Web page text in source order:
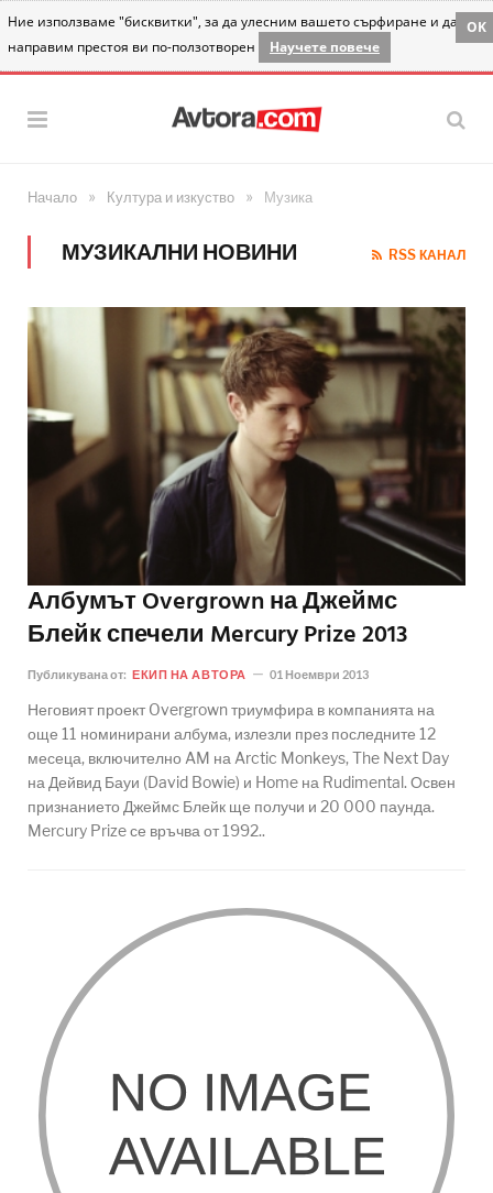
Ние използваме "бисквитки", за да улесним вашето сърфиране и да
направим престоя ви по-ползотворен
Научете повече
OK
Начало » Култура и изкуство » Музика
МУЗИКАЛНИ НОВИНИ RSS КАНАЛ
Албумът Overgrown на Джеймс
Блейк спечели Mercury Prize 2013
Публикувана от: ЕКИП НА АВТОРА 01 Ноември 2013
Неговият проект Overgrown триумфира в компанията на
още 11 номинирани албума, излезли през последните 12
месеца, включително AM на Arctic Monkeys, The Next Day
на Дейвид Бауи (David Bowie) и Home на Rudimental. Освен
признанието Джеймс Блейк ще получи и 20 000 паунда.
Mercury Prize се връчва от 1992..